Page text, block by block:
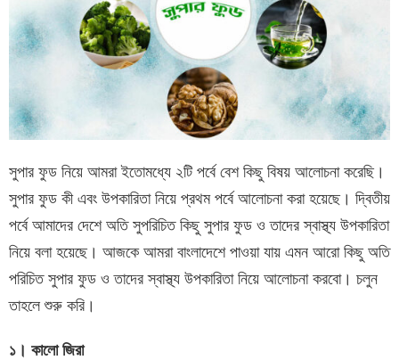
সুপার ফুড নিয়ে আমরা ইতোমধ্যে ২টি পর্বে বেশ কিছু বিষয় আলোচনা করেছি।
সুপার ফুড কী এবং উপকারিতা নিয়ে প্রথম পর্বে আলোচনা করা হয়েছে। দ্বিতীয়
পর্বে আমাদের দেশে অতি সুপরিচিত কিছু সুপার ফুড ও তাদের স্বাস্থ্য উপকারিতা
নিয়ে বলা হয়েছে। আজকে আমরা বাংলাদেশে পাওয়া যায় এমন আরো কিছু অতি
পরিচিত সুপার ফুড ও তাদের স্বাস্থ্য উপকারিতা নিয়ে আলোচনা করবো। চলুন
তাহলে শুরু করি।
১। কালো জিরা